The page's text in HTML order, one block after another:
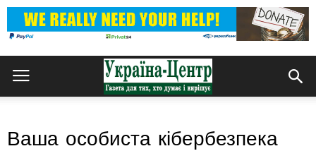
Ваша особиста кібербезпека